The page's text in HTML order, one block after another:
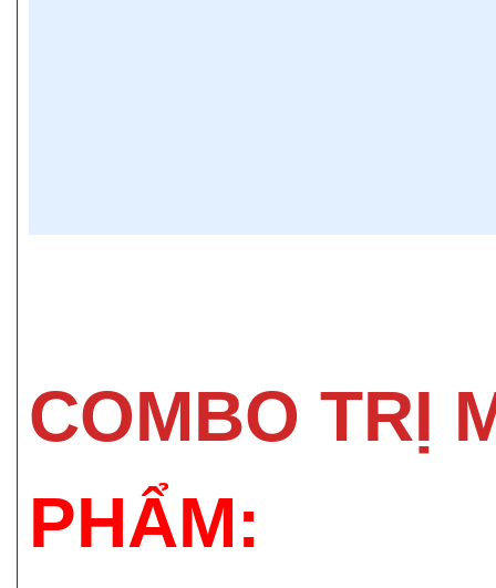
COMBO TRỊ
PHẨM: